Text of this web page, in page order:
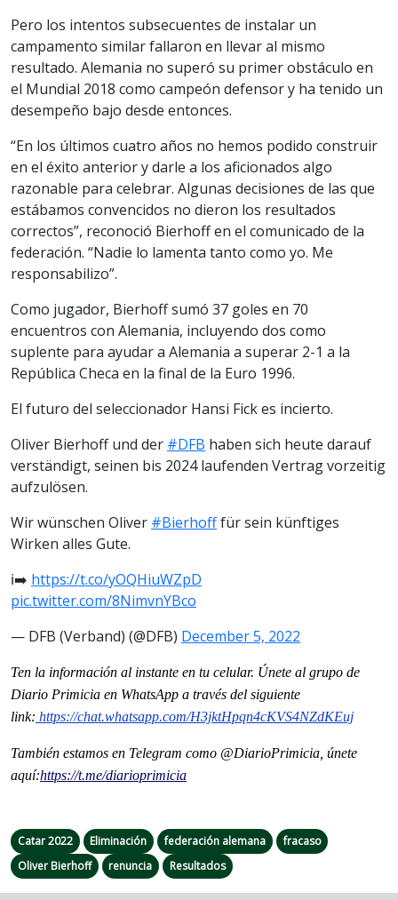
Pero los intentos subsecuentes de instalar un
campamento similar fallaron en llevar al mismo
resultado. Alemania no superó su primer obstáculo en
el Mundial 2018 como campeón defensor y ha tenido un
desempeño bajo desde entonces.
“En los últimos cuatro años no hemos podido construir
en el éxito anterior y darle a los aficionados algo
razonable para celebrar. Algunas decisiones de las que
estábamos convencidos no dieron los resultados
correctos”, reconoció Bierhoff en el comunicado de la
federación. “Nadie lo lamenta tanto como yo. Me
responsabilizo”.
Como jugador, Bierhoff sumó 37 goles en 70
encuentros con Alemania, incluyendo dos como
suplente para ayudar a Alemania a superar 2-1 a la
República Checa en la final de la Euro 1996.
El futuro del seleccionador Hansi Fick es incierto.
Oliver Bierhoff und der #DFB haben sich heute darauf
verständigt, seinen bis 2024 laufenden Vertrag vorzeitig
aufzulösen.
Wir wünschen Oliver #Bierhofffür sein künftiges
Wirken alles Gute.
ℹ️➡️ https://t.co/yOQHiuWZpD
pic.twitter.com/8NimvnYBco
— DFB (Verband) (@DFB) December 5, 2022
Ten la información al instante en tu celular. Únete al grupo de
Diario Primicia en WhatsApp a través del siguiente
link: https://chat.whatsapp.com/H3jktHpqn4cKVS4NZdKEuj
También estamos en Telegram como @DiarioPrimicia, únete
aquí:https://t.me/diarioprimicia
Catar 2022 Eliminación federación alemana
fracaso
Oliver Bierhoff
renuncia Resultados